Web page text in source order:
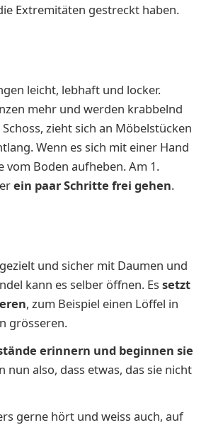
Extremitäten gestreckt haben.
leicht, lebhaft und locker.
mehr und werden krabbelnd
zieht sich an Möbelstücken
Wenn es sich mit einer Hand
Boden aufheben. Am 1.
ein paar Schritte frei gehen.
und sicher mit Daumen und
kann es selber öffnen. Es setzt
, zum Beispiel einen Löffel in
grösseren.
erinnern und beginnen sie
nun also, dass etwas, das sie nicht
gerne hört und weiss auch, auf